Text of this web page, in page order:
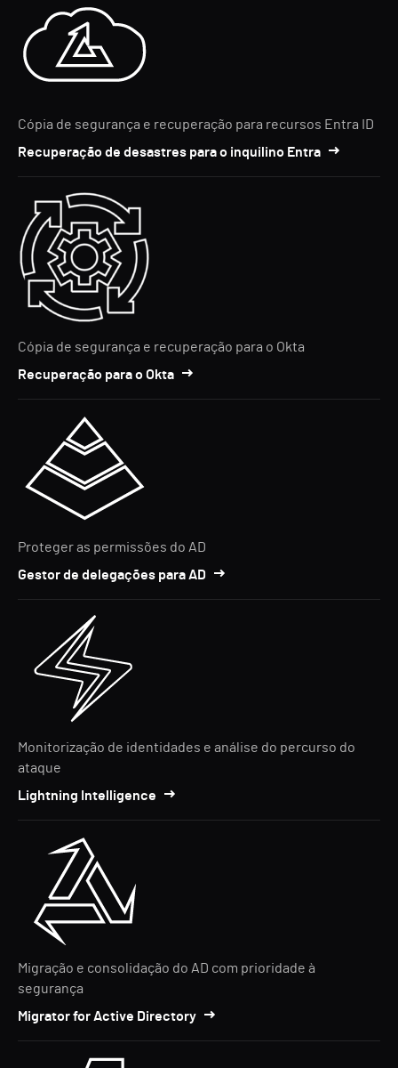
Cópia de segurança e recuperação para recursos Entra ID
Recuperação de desastres para o inquilino Entra
Cópia de segurança e recuperação para o Okta
Recuperação para o Okta
Proteger as permissões do AD
Gestor de delegações para AD
Monitorização de identidades e análise do percurso do
ataque
Lightning Intelligence
Migração e consolidação do AD com prioridade à
segurança
Migrator for Active Directory